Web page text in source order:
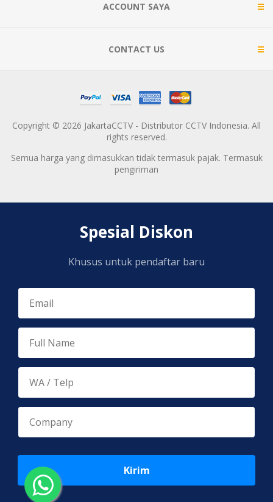
ACCOUNT SAYA
CONTACT US
Copyright © 2026 JakartaCCTV - Distributor CCTV Indonesia. All
rights reserved.
Semua harga yang dimasukkan tidak termasuk pajak. Termasuk
pengiriman
Spesial Diskon
Khusus untuk pendaftar baru
Kirim